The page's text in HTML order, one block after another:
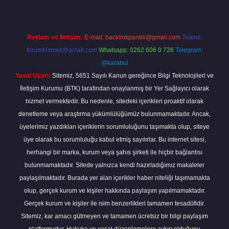
Reklam ve İletişim: E-mail: backlinkpaneli@gmail.com Teams:
forumhizmeti@gmail.com Whatsapp: 0262 606 0 726 Telegram:
@karabul
Yasal Uyarı: Sitemiz, 5651 Sayılı Kanun gereğince Bilgi Teknolojileri ve
İletişim Kurumu (BTK) tarafından onaylanmış bir Yer Sağlayıcı olarak
hizmet vermektedir. Bu nedenle, sitedeki içerikleri proaktif olarak
denetleme veya araştırma yükümlülüğümüz bulunmamaktadır. Ancak,
üyelerimiz yazdıkları içeriklerin sorumluluğunu taşımakta olup, siteye
üye olarak bu sorumluluğu kabul etmiş sayılırlar. Bu internet sitesi,
herhangi bir marka, kurum veya şahıs şirketi ile hiçbir bağlantısı
bulunmamaktadır. Sitede yalnızca kendi hazırladığımız makaleler
paylaşılmaktadır. Burada yer alan içerikler haber niteliği taşımamakta
olup, gerçek kurum ve kişiler hakkında paylaşım yapılmamaktadır.
Gerçek kurum ve kişiler ile isim benzerlikleri tamamen tesadüfidir.
Sitemiz, kar amacı gütmeyen ve tamamen ücretsiz bir bilgi paylaşım